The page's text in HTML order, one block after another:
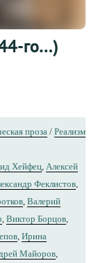
го…)
проза/ Реализм
Хейфец, Алексей
Феклистов,
, Валерий
, Виктор Борцов,
, Ирина
Майоров,